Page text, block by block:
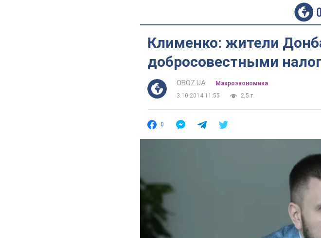
Клименко: жители
добросовестными
OBOZ.UA
Mакроэкономика
3.10.2014 11:55
2,5 т.
0